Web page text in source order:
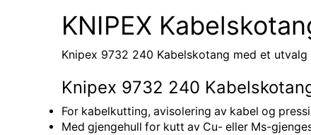
KNIPEX
Knipex 9732 240 Kabelskotang med et
Knipex 9732 240
For kabelkutting, avisolering av kabel og
Med gjengehull for kutt av Cu- eller Ms-